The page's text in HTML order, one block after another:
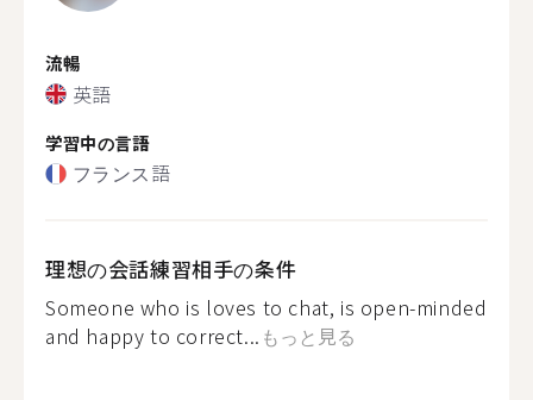
流暢
英語
学習中の言語
フランス語
理想の会話練習相手の条件
Someone who is loves to chat, is open-minded
and happy to correct... もっと見る